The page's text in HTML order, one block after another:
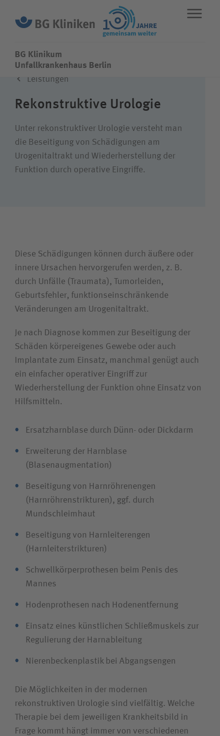
BG Klinikum
Fachbereiche
Leistungen
Wie können wir Ihnen helfen?
Suchwert
Ich bin
Patientin / Patient
Besucherin / Besucher
Unfallversicherungsträger
Zuweiserin / Zuweiser
Journalistin / Journalist
BG Klinikum
Unfallkrankenhaus Berlin
Leistungen
Rekonstruktive Urologie
Unter rekonstruktiver Urologie versteht man
die Beseitigung von Schädigungen am
Urogenitaltrakt und Wiederherstellung der
Funktion durch operative Eingriffe.
Diese Schädigungen können durch äußere oder
innere Ursachen hervorgerufen werden, z. B.
durch Unfälle (Traumata), Tumorleiden,
Geburtsfehler, funktionseinschränkende
Veränderungen am Urogenitaltrakt.
Je nach Diagnose kommen zur Beseitigung der
Schäden körpereigenes Gewebe oder auch
Implantate zum Einsatz, manchmal genügt auch
ein einfacher operativer Eingriff zur
Wiederherstellung der Funktion ohne Einsatz von
Hilfsmitteln.
Ersatzharnblase durch Dünn- oder Dickdarm
Erweiterung der Harnblase
(Blasenaugmentation)
Beseitigung von Harnröhrenengen
(Harnröhrenstrikturen), ggf. durch
Mundschleimhaut
Beseitigung von Harnleiterengen
(Harnleiterstrikturen)
Schwellkörperprothesen beim Penis des
Mannes
Hodenprothesen nach Hodenentfernung
Einsatz eines künstlichen Schließmuskels zur
Regulierung der Harnableitung
Nierenbeckenplastik bei Abgangsengen
Die Möglichkeiten in der modernen
rekonstruktiven Urologie sind vielfältig. Welche
Therapie bei dem jeweiligen Krankheitsbild in
Frage kommt hängt immer von verschiedenen